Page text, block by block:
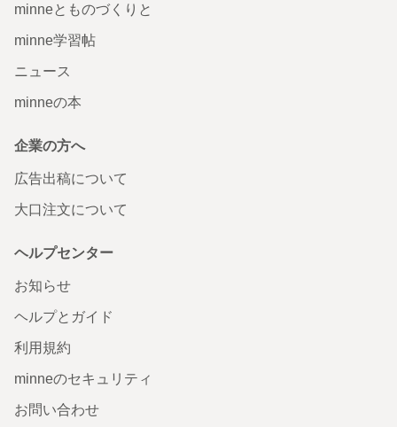
minneとものづくりと
minne学習帖
ニュース
minneの本
企業の方へ
広告出稿について
大口注文について
ヘルプセンター
お知らせ
ヘルプとガイド
利用規約
minneのセキュリティ
お問い合わせ